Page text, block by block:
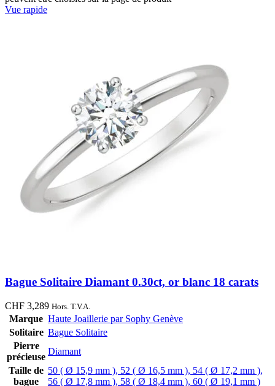
Vue rapide
Bague Solitaire Diamant 0.30ct, or blanc 18 carats
CHF 3,289 Hors. T.V.A.
Marque Haute Joaillerie par Sophy Genève
Solitaire Bague Solitaire
Pierre
précieuse
Diamant
Taille de
bague
50 ( Ø 15,9 mm ), 52 ( Ø 16,5 mm ), 54 ( Ø 17,2 mm ),
56 ( Ø 17,8 mm ), 58 ( Ø 18,4 mm ), 60 ( Ø 19,1 mm )